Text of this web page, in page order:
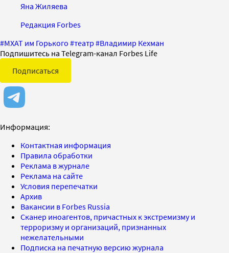
Яна Жиляева
Редакция Forbes
#МХАТ им Горького #театр #Владимир Кехман
Подпишитесь на Telegram-канал Forbes Life
Подписаться
Информация:
Контактная информация
Правила обработки
Реклама в журнале
Реклама на сайте
Условия перепечатки
Архив
Вакансии в Forbes Russia
Сканер иноагентов, причастных к экстремизму и
терроризму и организаций, признанных
нежелательными
Подписка на печатную версию журнала